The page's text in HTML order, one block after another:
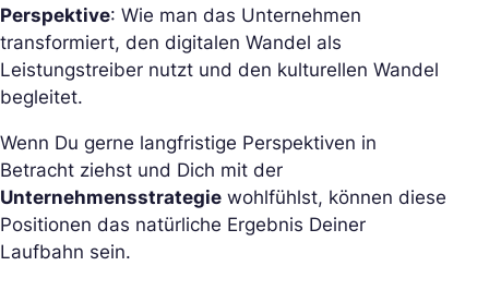
Perspektive: Wie man das Unternehmen
transformiert, den digitalen Wandel als
Leistungstreiber nutzt und den kulturellen Wandel
begleitet.
Wenn Du gerne langfristige Perspektiven in
Betracht ziehst und Dich mit der
Unternehmensstrategie wohlfühlst, können diese
Positionen das natürliche Ergebnis Deiner
Laufbahn sein.